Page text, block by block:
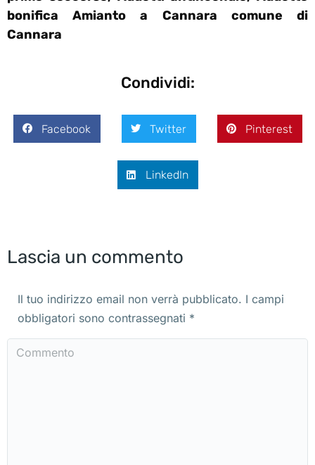
bonifica Amianto a Cannara comune di
Cannara
Condividi:
Facebook Twitter Pinterest
LinkedIn
Lascia un commento
Il tuo indirizzo email non verrà pubblicato. I campi
obbligatori sono contrassegnati *
Commento